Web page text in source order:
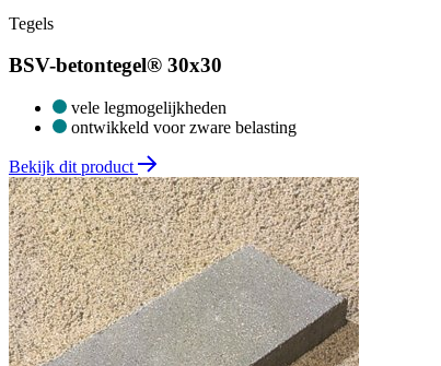
Tegels
BSV-betontegel® 30x30
vele legmogelijkheden
ontwikkeld voor zware belasting
Bekijk dit product